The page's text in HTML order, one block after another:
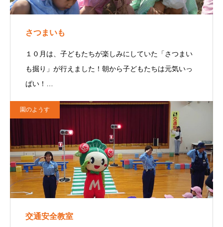
さつまいも
１０月は、子どもたちが楽しみにしていた「さつまい
も掘り」が行えました！朝から子どもたちは元気いっ
ぱい！…
園のようす
交通安全教室